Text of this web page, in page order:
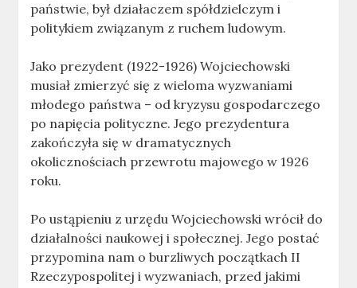
państwie, był działaczem spółdzielczym i
politykiem związanym z ruchem ludowym.
Jako prezydent (1922-1926) Wojciechowski
musiał zmierzyć się z wieloma wyzwaniami
młodego państwa – od kryzysu gospodarczego
po napięcia polityczne. Jego prezydentura
zakończyła się w dramatycznych
okolicznościach przewrotu majowego w 1926
roku.
Po ustąpieniu z urzędu Wojciechowski wrócił do
działalności naukowej i społecznej. Jego postać
przypomina nam o burzliwych początkach II
Rzeczypospolitej i wyzwaniach, przed jakimi